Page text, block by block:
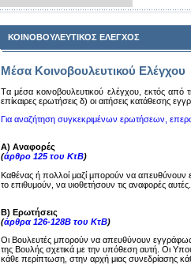
ΚΟΙΝΟΒΟΥΛΕΥΤΙΚΟΣ ΕΛΕΓΧΟΣ
Μέσα Κοινοβουλευτικού Ελέγχου
Tα μέσα κoινoβoυλευτικoύ ελέγχoυ, εκτός από
επίκαιρες ερωτήσεις δ) oι αιτήσεις κατάθεσης
Για αναζήτηση συγκεκριμένων ερωτήσεων,
Α) Αναφορές
(άρθρο 125 του ΚτΒ)
Καθένας ή πολλοί μαζί μπορούν να
το επιθυμούν, να υιοθετήσουν τις αναφορές
Β) Ερωτήσεις
(άρθρα 126-128Β του ΚτΒ)
Οι Βουλευτές μπορούν να απευθύνουν
της Βουλής σχετικά με την υπόθεση αυτή. Οι
κάθε περίπτωση, στην αρχή μιας συνεδρίασης